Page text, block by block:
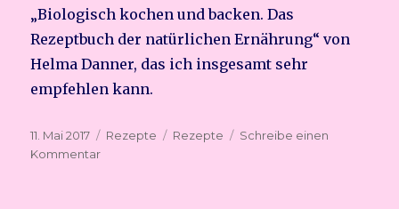
„Biologisch kochen und backen. Das
Rezeptbuch der natürlichen Ernährung“ von
Helma Danner, das ich insgesamt sehr
empfehlen kann.
Veröffentlicht
am
11. Mai 2017 Kategorien
Rezepte Schlagwörter
Rezepte
Schreibe einen
Kommentar